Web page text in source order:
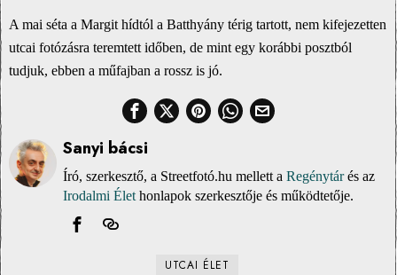
A mai séta a Margit hídtól a Batthyány térig tartott, nem kifejezetten
utcai fotózásra teremtett időben, de mint egy korábbi posztból
tudjuk, ebben a műfajban a rossz is jó.
Sanyi bácsi
Író, szerkesztő, a Streetfotó.hu mellett a Regénytárés az
Irodalmi Élet honlapok szerkesztője és működtetője.
UTCAI ÉLET